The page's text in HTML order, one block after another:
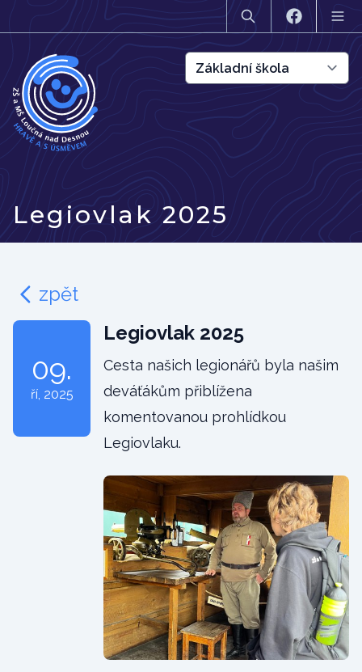
Legiovlak 2025
zpět
09.
ří, 2025
Legiovlak 2025
Cesta našich legionářů byla našim
deváťákům přiblížena
komentovanou prohlídkou
Legiovlaku.